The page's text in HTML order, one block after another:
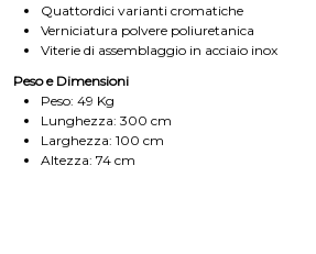
Quattordici varianti cromatiche
Verniciatura polvere poliuretanica
Viterie di assemblaggio in acciaio inox
Peso e Dimensioni
Peso: 49 Kg
Lunghezza: 300 cm
Larghezza: 100 cm
Altezza: 74 cm